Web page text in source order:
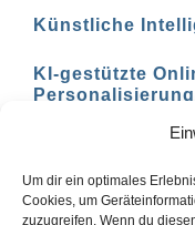
Um dir ein optimales
Cookies, um
zuzugreifen. Wenn du
Künstliche
KI-gestützte
KI-basierte